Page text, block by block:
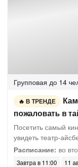
Групповая до 14
В ТРЕНДЕ
пожаловать в
Посетить самый
увидеть театр-
Расписание: во
Завтра в 11:00 11